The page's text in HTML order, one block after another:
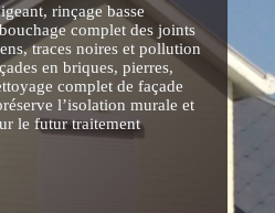
rinçage basse
complet des joints
traces noires et pollution
en briques, pierres,
complet de façade
l’isolation murale et
le futur traitement